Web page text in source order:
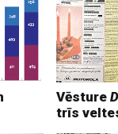
Vēsture
trīs